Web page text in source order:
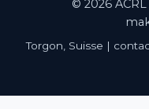
© 2026
Torgon, Suisse |